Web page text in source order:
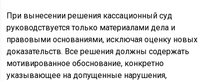
При вынесении решения кассационный суд
руководствуется только материалами дела и
правовыми основаниями, исключая оценку новых
доказательств. Все решения должны содержать
мотивированное обоснование, конкретно
указывающее на допущенные нарушения,